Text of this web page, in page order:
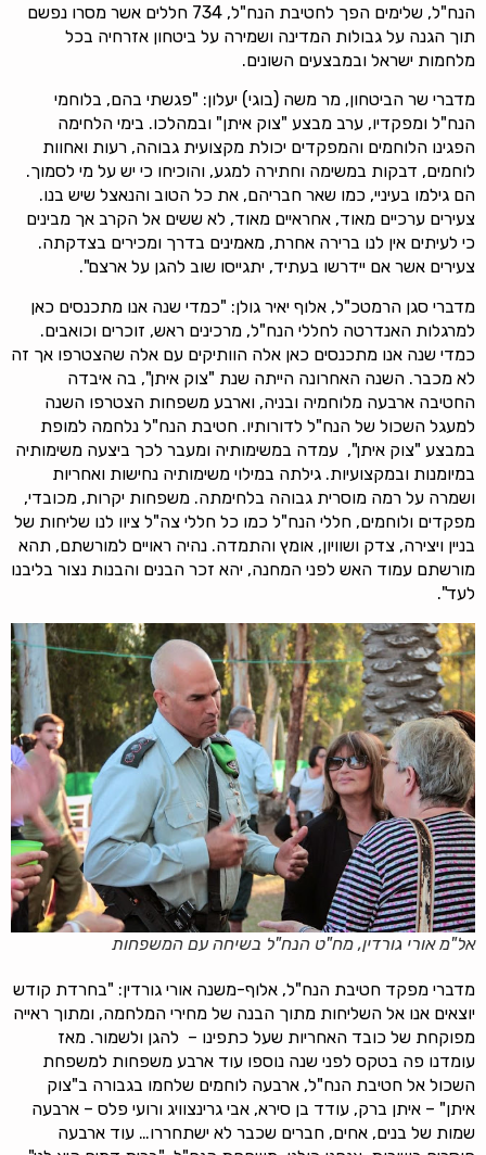
הנח"ל, שלימים הפך לחטיבת הנח"ל, 734 חללים אשר מסרו נפשם
תוך הגנה על גבולות המדינה ושמירה על ביטחון אזרחיה בכל
מלחמות ישראל ובמבצעים השונים.
מדברי שר הביטחון, מר משה (בוגי) יעלון: "פגשתי בהם, בלוחמי
הנח"ל ומפקדיו, ערב מבצע "צוק איתן" ובמהלכו. בימי הלחימה
הפגינו הלוחמים והמפקדים יכולת מקצועית גבוהה, רעות ואחוות
לוחמים, דבקות במשימה וחתירה למגע, והוכיחו כי יש על מי לסמוך.
הם גילמו בעיניי, כמו שאר חבריהם, את כל הטוב והנאצל שיש בנו.
צעירים ערכיים מאוד, אחראיים מאוד, לא ששים אל הקרב אך מבינים
כי לעיתים אין לנו ברירה אחרת, מאמינים בדרך ומכירים בצדקתה.
צעירים אשר אם יידרשו בעתיד, יתגייסו שוב להגן על ארצם".
מדברי סגן הרמטכ"ל, אלוף יאיר גולן: "כמדי שנה אנו מתכנסים כאן
למרגלות האנדרטה לחללי הנח"ל, מרכינים ראש, זוכרים וכואבים.
כמדי שנה אנו מתכנסים כאן אלה הוותיקים עם אלה שהצטרפו אך זה
לא מכבר. השנה האחרונה הייתה שנת "צוק איתן", בה איבדה
החטיבה ארבעה מלוחמיה ובניה, וארבע משפחות הצטרפו השנה
למעגל השכול של הנח"ל לדורותיו. חטיבת הנח"ל נלחמה למופת
במבצע "צוק איתן", עמדה במשימותיה ומעבר לכך ביצעה משימותיה
במיומנות ובמקצועיות. גילתה במילוי משימותיה נחישות ואחריות
ושמרה על רמה מוסרית גבוהה בלחימתה. משפחות יקרות, מכובדי,
מפקדים ולוחמים, חללי הנח"ל כמו כל חללי צה"ל ציוו לנו שליחות של
בניין ויצירה, צדק ושוויון, אומץ והתמדה. נהיה ראויים למורשתם, תהא
מורשתם עמוד האש לפני המחנה, יהא זכר הבנים והבנות נצור בליבנו
לעד".
אל"מ אורי גורדין, מח"ט הנח"ל בשיחה עם המשפחות
מדברי מפקד חטיבת הנח"ל, אלוף-משנה אורי גורדין: "בחרדת קודש
יוצאים אנו אל השליחות מתוך הבנה של מחירי המלחמה, ומתוך ראייה
מפוקחת של כובד האחריות שעל כתפינו – להגן ולשמור. מאז
עומדנו פה בטקס לפני שנה נוספו עוד ארבע משפחות למשפחת
השכול אל חטיבת הנח"ל, ארבעה לוחמים שלחמו בגבורה ב"צוק
איתן" – איתן ברק, עודד בן סירא, אבי גרינצוויג ורועי פלס – ארבעה
שמות של בנים, אחים, חברים שכבר לא ישתחררו… עוד ארבעה